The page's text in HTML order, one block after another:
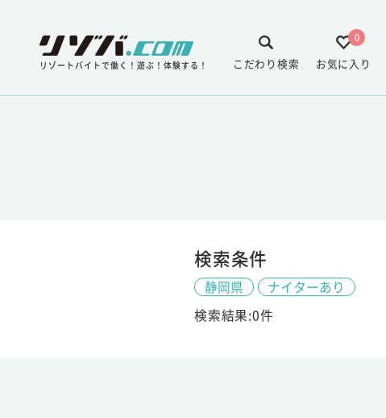
リゾートバイトで働く！遊ぶ！体験する！
0
お気に入り
こだわり検索
検索条件
静岡県
ナイターあり
検索結果:0件